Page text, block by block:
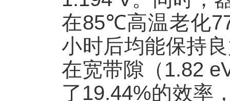
在85℃高温老化
小时后均能保持
在宽带隙（ 1.82
了 19.44%的效率